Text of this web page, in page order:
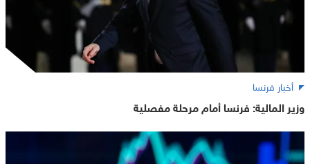
أخبار فرنسا
وزير المالية: فرنسا أمام مرحلة مفصلية